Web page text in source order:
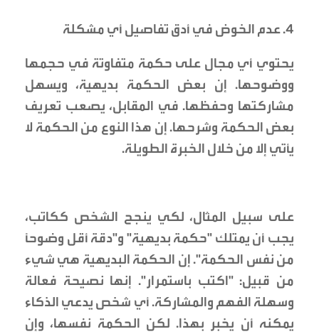
4. عدم الخوض في أدق تفاصيل أي مشكلة
يحتوي أي مجال على حكمة متفاوتة في حجمها
ووضوحها. إن بعض الحكمة بديهية، ويسهل
مشاركتها وحفظها. في المقابل، يصعب تعريف
بعض الحكمة وشرحها. إن هذا النوع من الحكمة لا
يأتي إلا من خلال الخبرة الطويلة.
على سبيل المثال، لكي ينجح الشخص ككاتب،
يجب أن يمتلك "حكمة بديهية" و"دقة أقل وضوحاً
من نفس الحكمة". إن الحكمة البديهية هي شيء
من قبيل: "اكتب باستمرار". إنها نصيحة فعالة
وسهلة الفهم والمشاركة. أي شخص يدعي الذكاء
يمكنه أن يخبر بهذا. لكن الحكمة نفسها، وإن